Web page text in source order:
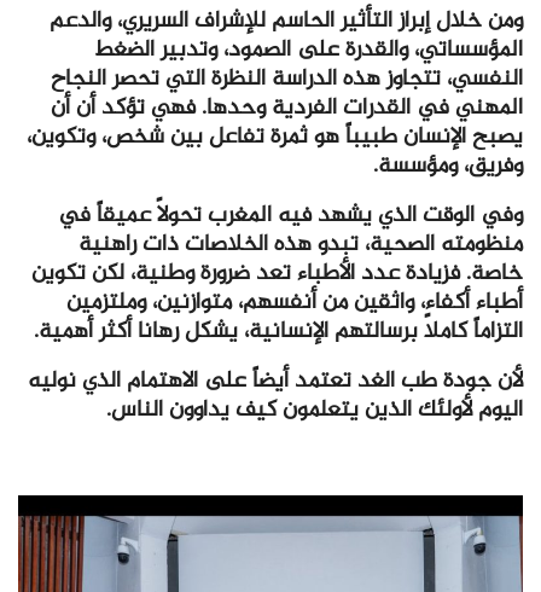
ومن خلال إبراز التأثير الحاسم للإشراف السريري، والدعم
المؤسساتي، والقدرة على الصمود، وتدبير الضغط
النفسي، تتجاوز هذه الدراسة النظرة التي تحصر النجاح
المهني في القدرات الفردية وحدها. فهي تؤكد أن أن
يصبح الإنسان طبيباً هو ثمرة تفاعل بين شخص، وتكوين،
وفريق، ومؤسسة.
وفي الوقت الذي يشهد فيه المغرب تحولاً عميقاً في
منظومته الصحية، تبدو هذه الخلاصات ذات راهنية
خاصة. فزيادة عدد الأطباء تعد ضرورة وطنية، لكن تكوين
أطباء أكفاء، واثقين من أنفسهم، متوازنين، وملتزمين
التزاماً كاملاً برسالتهم الإنسانية، يشكل رهانا أكثر أهمية.
لأن جودة طب الغد تعتمد أيضاً على الاهتمام الذي نوليه
اليوم لأولئك الذين يتعلمون كيف يداوون الناس.